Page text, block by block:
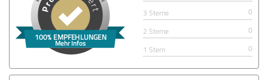
3 Sterne
0
2 Sterne
0
1 Stern
0